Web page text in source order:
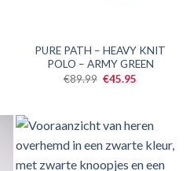
SALE
PURE PATH – HEAVY KNIT
POLO – ARMY GREEN
€89.99 Oorspronkelijke
€45.95